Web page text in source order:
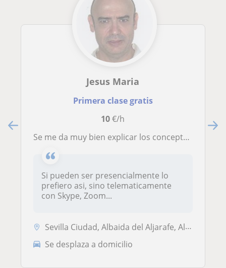
Jesus Maria
Primera clase gratis
10€/h
Se me da muy bien explicar los conceptos y problemas. ESO,Bachillerato , Selectividad, primeros años de carreras tecnicas.
Si pueden ser presencialmente lo
prefiero asi, sino telematicamente
con Skype, Zoom...
Sevilla Ciudad, Albaida del Aljarafe, Alcalá de Guadaira, Camas, San J...
Se desplaza a domicilio